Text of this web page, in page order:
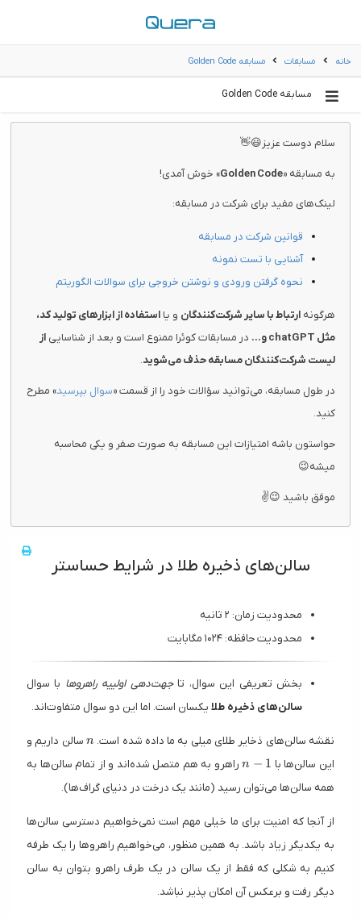
خانه مسابقات مسابقه Golden Code
مسابقه Golden Code
سلام دوست عزیز😃👋
به مسابقه «Golden Code» خوش آمدی!
لینک‌های مفید برای شرکت در مسابقه:
قوانین شرکت در مسابقه
آشنایی با تست نمونه
نحوه گرفتن ورودی و نوشتن خروجی برای سوالات الگوریتم
هرگونهارتباط با سایر شرکت‌کنندگان و یااستفاده از ابزارهای تولید کد،
مثل chatGPT و...
در مسابقات کوئرا ممنوع است و بعد از شناساییاز
لیست شرکت‌کنندگان مسابقه حذف می‌شوید.
در طول مسابقه، می‌توانید سؤالات خود را از قسمت «سوال بپرسید» مطرح
کنید.
حواستون باشه امتیازات این مسابقه به صورت صفر و یکی محاسبه
میشه😉
موفق باشید 😉✌
سالن‌های ذخیره طلا در شرایط حساستر
محدودیت زمان: ۲ ثانیه
محدودیت حافظه: ۱۰۲۴ مگابایت
بخش تعریفی این سوال، تاجهت‌دهی اولییه راهروها با سوال
سالن‌های ذخیره طلا یکسان است. اما این دو سوال متفاوت‌اند.
نقشه سالن‌های ذخایر طلای میلی به ما داده شده است.
n
n سالن داریم و
این سالن‌ها با
n-1
n − 1
راهرو به هم متصل شده‌اند و از تمام سالن‌ها به
همه سالن‌ها می‌توان رسید (مانند یک درخت در دنیای گراف‌ها).
از آنجا که امنیت برای ما خیلی مهم است نمی‌خواهیم دسترسی سالن‌ها
به یکدیگر زیاد باشد. به همین منظور، می‌خواهیم راهروها را یک طرفه
کنیم به شکلی که فقط از یک سالن در یک طرف راهرو بتوان به سالن
دیگر رفت و برعکس آن امکان پذیر نباشد.